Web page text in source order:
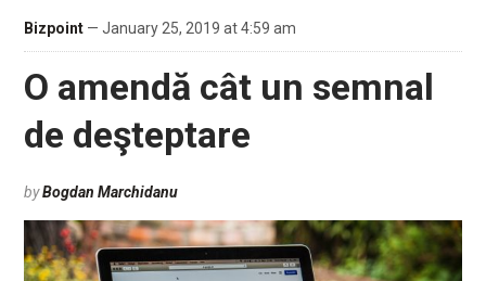
Bizpoint— January 25, 2019 at 4:59 am
O amendă cât un semnal
de deşteptare
byBogdan Marchidanu